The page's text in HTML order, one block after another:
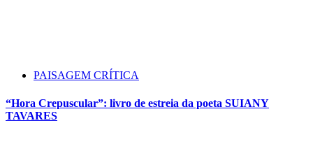
PAISAGEM CRÍTICA
“Hora Crepuscular”: livro de estreia da poeta SUIANY
TAVARES